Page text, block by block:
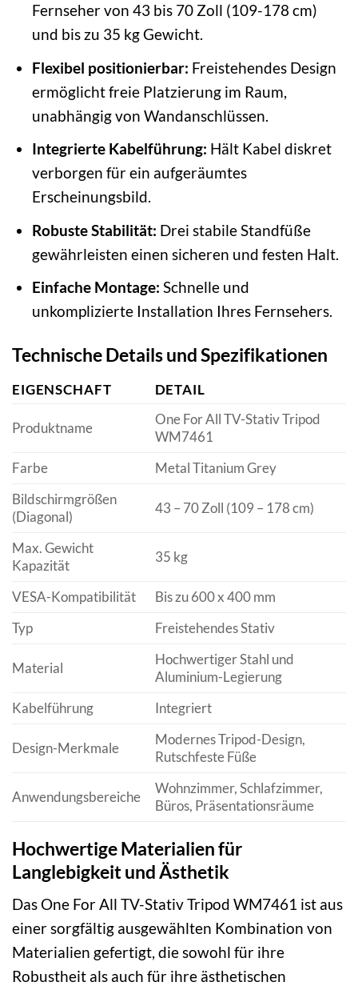
Fernseher von 43 bis 70 Zoll (109-178 cm)
und bis zu 35 kg Gewicht.
Flexibel positionierbar: Freistehendes Design
ermöglicht freie Platzierung im Raum,
unabhängig von Wandanschlüssen.
Integrierte Kabelführung: Hält Kabel diskret
verborgen für ein aufgeräumtes
Erscheinungsbild.
Robuste Stabilität: Drei stabile Standfüße
gewährleisten einen sicheren und festen Halt.
Einfache Montage: Schnelle und
unkomplizierte Installation Ihres Fernsehers.
Technische Details und Spezifikationen
EIGENSCHAFT DETAIL
Produktname
One For All TV-Stativ Tripod
WM7461
Farbe
Metal Titanium Grey
Bildschirmgrößen
(Diagonal)
43 – 70 Zoll (109 – 178 cm)
Max. Gewicht
Kapazität
35 kg
VESA-Kompatibilität
Bis zu 600 x 400 mm
Typ
Freistehendes Stativ
Material
Hochwertiger Stahl und
Aluminium-Legierung
Kabelführung
Integriert
Design-Merkmale
Modernes Tripod-Design,
Rutschfeste Füße
Anwendungsbereiche
Wohnzimmer, Schlafzimmer,
Büros, Präsentationsräume
Hochwertige Materialien für
Langlebigkeit und Ästhetik
Das One For All TV-Stativ Tripod WM7461 ist aus
einer sorgfältig ausgewählten Kombination von
Materialien gefertigt, die sowohl für ihre
Robustheit als auch für ihre ästhetischen